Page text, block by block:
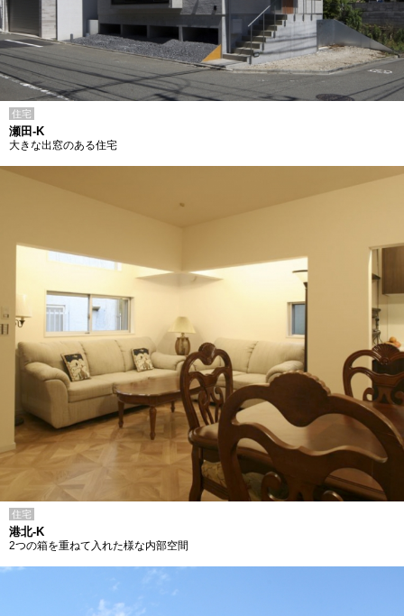
住宅
瀬田-K
大きな出窓のある住宅
住宅
港北-K
2つの箱を重ねて入れた様な内部空間